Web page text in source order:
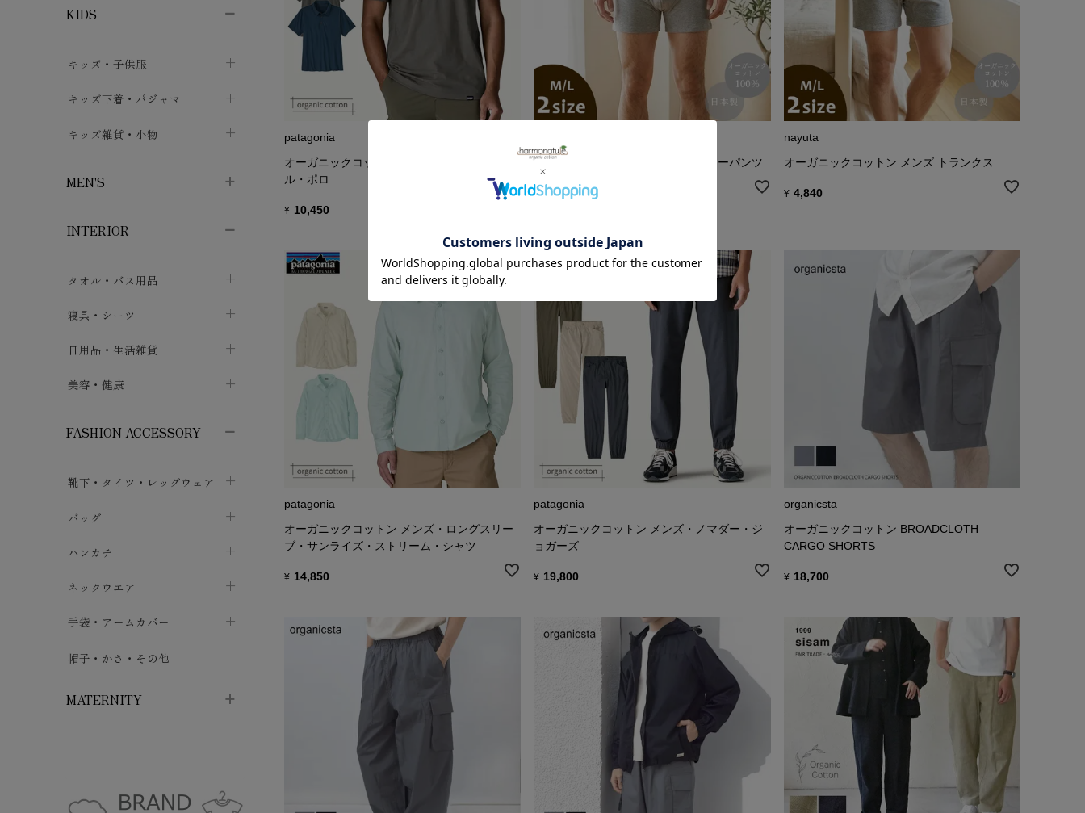
ブーティ・シューズ
マフラーchevron_right
汗取りパッドchevron_right
ベビーおくるみ・アフガン
授乳クッション・枕
あみぐるみ chevron_right
KIDS
キッズ・子供服
子供トップスchevron_right
子供カーディガン・ベスト
子供上着・アウター
キッズ下着・パジャマ
子供肌着下着chevron_right
子供パジャマ
キッズ雑貨・小物
MEN'S
メンズ下着・パジャマ
メンズパジャマchevron_right
INTERIOR
タオル・バス用品
タオルchevron_right
バス用品chevron_right
寝具・シーツ
ベッドシーツchevron_right
布団カバー・カバーセット
ケット・綿毛布chevron_right
布団chevron_right
日用品・生活雑貨
クッション
せっけん・洗剤chevron_right
その他小物・雑貨
ヨガマット・カーペット
美容・健康
ガーゼchevron_right
保湿・スキンケア・サポーターchevron_right
カイロ・湯たんぽ
FASHION ACCESSORY
靴下・タイツ・レッグウェア
フットカバー・アンクレット chevron_right
ソックス
ハイソックス
五本指・足袋ソックス
タイツ
バッグ
巾着・ポーチ
バッグ・ポシェット
ハンカチ
タオルハンカチ
ガーゼハンカチchevron_right
ハンカチchevron_right
ネックウエア
マフラーchevron_right
ストールchevron_right
手袋・アームカバー
ショート丈chevron_right
帽子・かさ・その他
MATERNITY
patagonia
オーガニックコットン メンズ・エッセンシャ
ル・ポロ
¥ 10,450
オーガニックコットン メンズボクサーパンツ
¥ 4,840
nayuta
オーガニックコットン メンズ トランクス
¥ 4,840
patagonia
オーガニックコットン メンズ・ロングスリー
ブ・サンライズ・ストリーム・シャツ
¥ 14,850
patagonia
オーガニックコットン メンズ・ノマダー・ジ
ョガーズ
¥ 19,800
organicsta
オーガニックコットン BROADCLOTH
CARGO SHORTS
¥ 18,700